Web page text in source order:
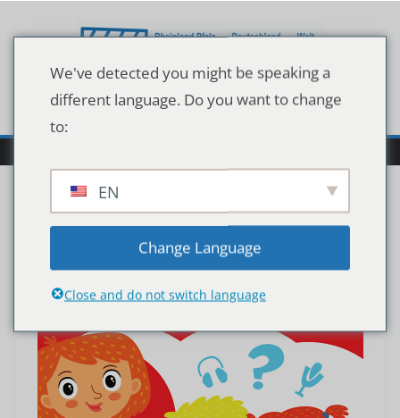
Inhalt
We've detected you might be speaking a
different language. Do you want to change
to:
EN
Change Language
Close and do not switch language